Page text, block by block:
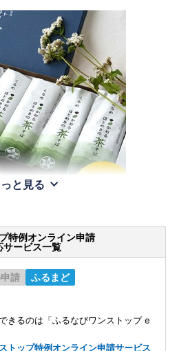
と見る
特例オンライン申請
サービス一覧
請
ふるまど
きるのは「ふるなびワンストップ e
トップ特例オンライン申請サービス